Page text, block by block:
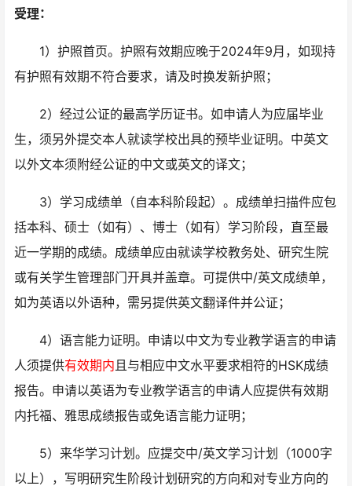
受理：
1）护照首页。护照有效期应晚于2024年9月，如现持
有护照有效期不符合要求，请及时换发新护照；
2）经过公证的最高学历证书。如申请人为应届毕业
生，须另外提交本人就读学校出具的预毕业证明。中英文
以外文本须附经公证的中文或英文的译文；
3）学习成绩单（自本科阶段起）。成绩单扫描件应包
括本科、硕士（如有）、博士（如有）学习阶段，直至最
近一学期的成绩。成绩单应由就读学校教务处、研究生院
或有关学生管理部门开具并盖章。可提供中/英文成绩单，
如为英语以外语种，需另提供英文翻译件并公证；
4）语言能力证明。申请以中文为专业教学语言的申请
人须提供有效期内且与相应中文水平要求相符的HSK成绩
报告。申请以英语为专业教学语言的申请人应提供有效期
内托福、雅思成绩报告或免语言能力证明；
5）来华学习计划。应提交中/英文学习计划（1000字
以上），写明研究生阶段计划研究的方向和对专业方向的